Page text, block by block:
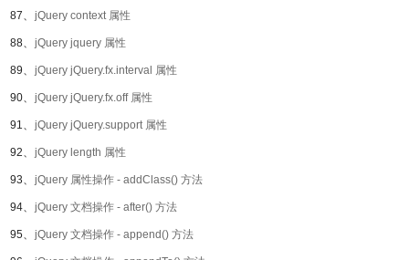
87、 jQuery context 属性
88、 jQuery jquery 属性
89、 jQuery jQuery.fx.interval 属性
90、 jQuery jQuery.fx.off 属性
91、 jQuery jQuery.support 属性
92、 jQuery length 属性
93、 jQuery 属性操作 - addClass() 方法
94、 jQuery 文档操作 - after() 方法
95、 jQuery 文档操作 - append() 方法